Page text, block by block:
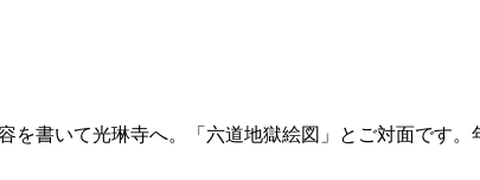
書いて光琳寺へ。「六道地獄絵図」とご対面です